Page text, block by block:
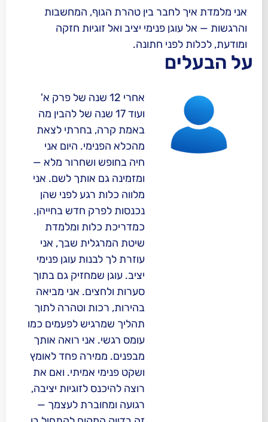
לחבר בין טהרת הגוף, המחשבות
פנימי יציב ואל זוגיות חזקה
לפני חתונה.
אחרי 12 שנה של פרק א'
ועוד 17 שנה של להבין מה
באמת קרה, בחרתי לצאת
מהכלא הפנימי. היום אני
חיה בחופש ושחרור מלא —
ומזמינה גם אותך לשם. אני
מלווה כלות רגע לפני שהן
נכנסות לפרק חדש בחייהן.
כמדריכת כלות ומלמדת
שיטת המרגלית שבך, אני
עוזרת לך לבנות עוגן פנימי
יציב. עוגן שמחזיק גם בתוך
סערות ולחצים. אני מביאה
בהירות, רכות וטהרה לתוך
תהליך שמרגיש לפעמים כמו
עומס רגשי. אני רואה אותך
מבפנים. ממירה פחד לאומץ
ושקט פנימי אמיתי. ואם את
רוצה להיכנס לזוגיות יציבה,
רגועה ומחוברת לעצמך —